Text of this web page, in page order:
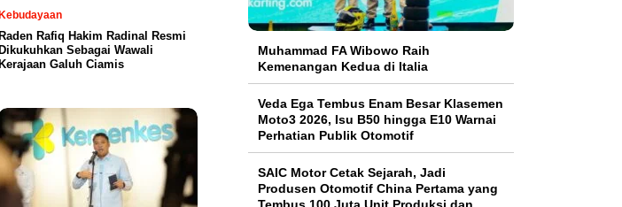
Kebudayaan
Raden Rafiq Hakim Radinal Resmi
Dikukuhkan Sebagai Wawali
Kerajaan Galuh Ciamis
Muhammad FA Wibowo Raih
Kemenangan Kedua di Italia
Veda Ega Tembus Enam Besar Klasemen
Moto3 2026, Isu B50 hingga E10 Warnai
Perhatian Publik Otomotif
SAIC Motor Cetak Sejarah, Jadi
Produsen Otomotif China Pertama yang